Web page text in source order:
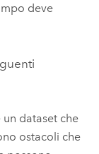
deve
dataset che
ostacoli che